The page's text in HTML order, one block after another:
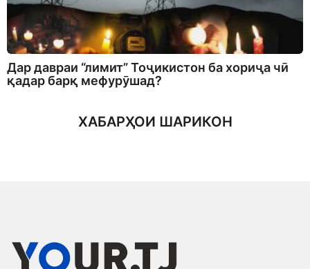
Дар давраи “лимит” Тоҷикистон ба хориҷа чӣ
қадар барқ мефурӯшад?
ХАБАРҲОИ ШАРИКОН